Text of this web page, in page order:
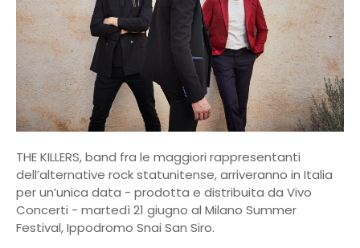
THE KILLERS, band fra le maggiori rappresentanti
dell’alternative rock statunitense, arriveranno in Italia
per un’unica data - prodotta e distribuita da Vivo
Concerti - martedì 21 giugno al Milano Summer
Festival, Ippodromo Snai San Siro.